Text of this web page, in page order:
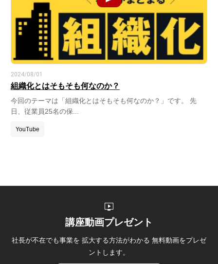
2024/08/01
組織化とはそもそも何なのか？
今回のテーマは「組織化とはそもそも何なのか？」です。 先
日、従業員25名の保...
YouTube
live_tv
講座動画プレゼント
社長が不在でも事業を 拡大する方法がわかる 無料動画をプレゼ
ントします。